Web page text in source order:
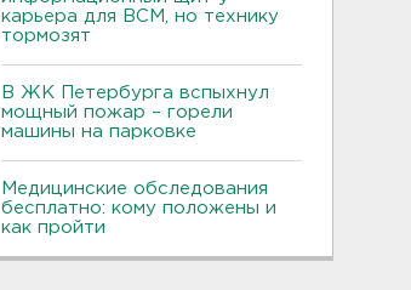
карьера для ВСМ, но технику
тормозят
В ЖК Петербурга вспыхнул
мощный пожар – горели
машины на парковке
Медицинские обследования
бесплатно: кому положены и
как пройти